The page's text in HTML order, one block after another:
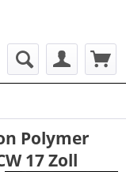
Polymer
17 Zoll